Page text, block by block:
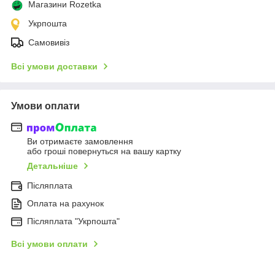
Магазини Rozetka
Укрпошта
Самовивіз
Всі умови доставки
Умови оплати
Ви отримаєте замовлення
або гроші повернуться на вашу картку
Детальніше
Післяплата
Оплата на рахунок
Післяплата "Укрпошта"
Всі умови оплати